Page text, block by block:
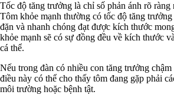
Tốc độ tăng trưởng là chỉ số phản ánh rõ ràng
Tôm khỏe mạnh thường có tốc độ tăng
đặn và nhanh chóng đạt được kích thước
khỏe mạnh sẽ có sự đồng đều về kích thước
cá thể.
Nếu trong đàn có nhiều con tăng trưởng
điều này có thể cho thấy tôm đang gặp phải
môi trường hoặc bệnh tật.